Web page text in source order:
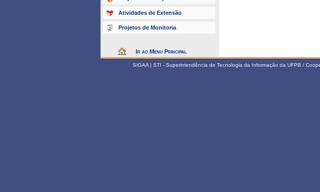
Atividades de Extensão
Projetos de Monitoria
Ir ao Menu Principal
SIGAA | STI - Superintendência de Tecnologia da Informação da UFPB /